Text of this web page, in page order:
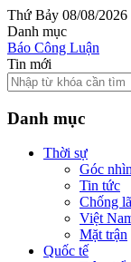
Thứ Bảy 08/08/2026
Danh mục
Báo Công Luận
Tin mới
Danh mục
Thời sự
Góc
Tin tức
Chống
Việt
Mặt trận
Quốc tế